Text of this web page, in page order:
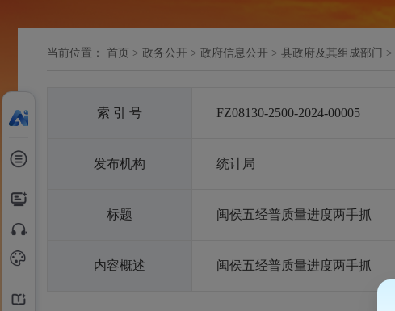
当前位置： 首页 > 政务公开 > 政府信息公开 > 县政府及其组成部门 >
索 引 号 FZ08130-2500-2024-00005
发布机构 统计局
标题 闽侯五经普质量进度两手抓
内容概述 闽侯五经普质量进度两手抓